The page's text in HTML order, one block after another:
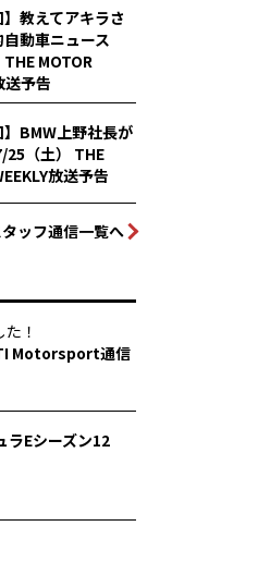
】教えてアキラさ
動車ニュース
MOTOR
送予告
】BMW上野社長が
25（土） THE
放送予告
ッフ通信一覧へ
！
Motorsport通信
ラEシーズン12